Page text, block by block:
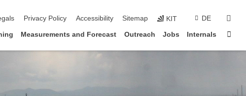
Privacy Policy Accessibility Sitemap KIT DE
Measurements and Forecast Outreach Jobs Internals